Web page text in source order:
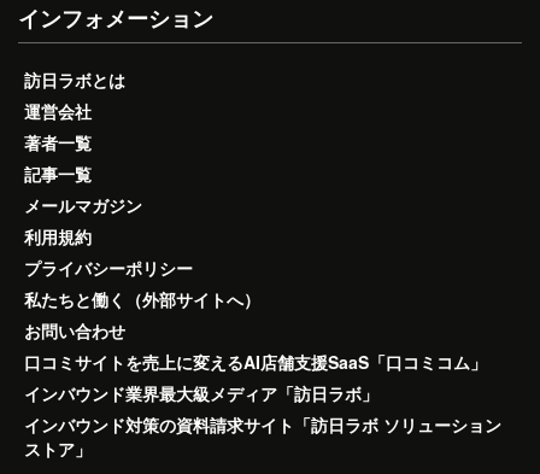
インフォメーション
訪日ラボとは
運営会社
著者一覧
記事一覧
メールマガジン
利用規約
プライバシーポリシー
私たちと働く（外部サイトへ）
お問い合わせ
口コミサイトを売上に変えるAI店舗支援SaaS「口コミコム」
インバウンド業界最大級メディア「訪日ラボ」
インバウンド対策の資料請求サイト「訪日ラボ ソリューション
ストア」